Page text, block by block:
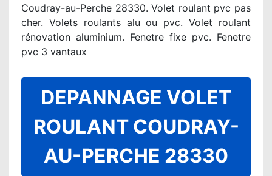
Coudray-au-Perche 28330. Volet roulant pvc pas
cher. Volets roulants alu ou pvc. Volet roulant
rénovation aluminium. Fenetre fixe pvc. Fenetre
pvc 3 vantaux
DEPANNAGE VOLET
ROULANT COUDRAY-
AU-PERCHE 28330